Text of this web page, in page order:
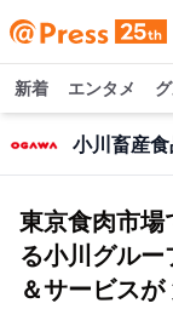
新着 エンタメ
小川畜産
東京食肉市場
る小川グル
＆サービス